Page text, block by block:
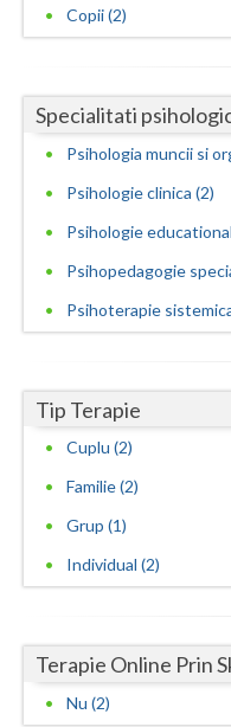
Valcea
Vrancea
Copii (2)
Specialitati
Psihologia muncii si
Psihologie clinica (2)
Psihologie
Psihopedagogie
Psihoterapie
Tip Terapie
Cuplu (2)
Familie (2)
Grup (1)
Individual (2)
Terapie Online Prin
Nu (2)